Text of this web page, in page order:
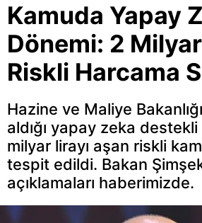
Kamuda Yapay
Dönemi: 2
Riskli Harcama
Hazine ve Maliye
aldığı yapay zeka
milyar lirayı aşan riskli
tespit edildi. Bakan
açıklamaları haberimizde.